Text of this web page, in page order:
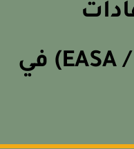
المطلوبة (EASA / QCAA) في